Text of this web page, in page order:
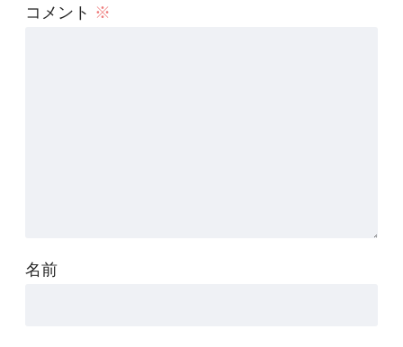
コメント ※
名前